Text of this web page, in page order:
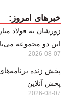
خبرهای امروز:
زورشان به فولاد
این دو مجموعه
2026-08-07
پخش آنلاین
2026-08-07